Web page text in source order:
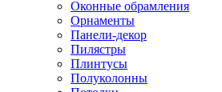
Оконные обрамления
Орнаменты
Панели-декор
Пилястры
Плинтусы
Полуколонны